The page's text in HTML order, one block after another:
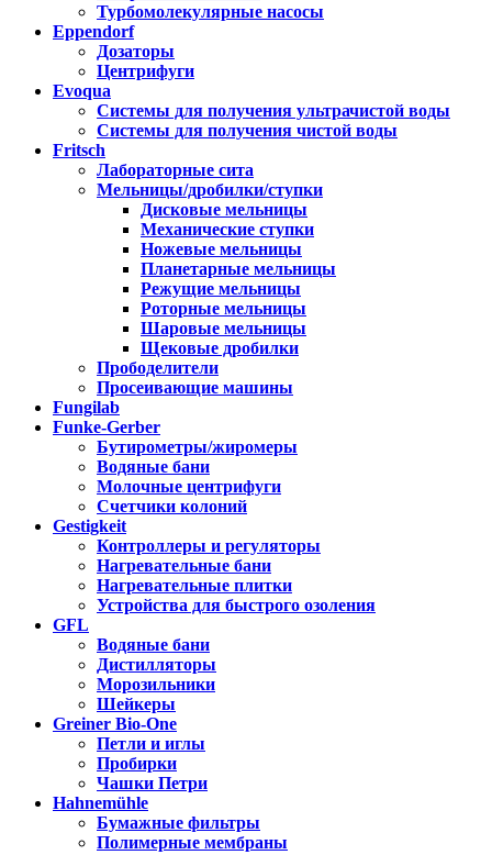
Турбомолекулярные насосы
Eppendorf
Дозаторы
Центрифуги
Evoqua
Системы для получения ультрачистой воды
Системы для получения чистой воды
Fritsch
Лабораторные сита
Мельницы/дробилки/ступки
Дисковые мельницы
Механические ступки
Ножевые мельницы
Планетарные мельницы
Режущие мельницы
Роторные мельницы
Шаровые мельницы
Щековые дробилки
Прободелители
Просеивающие машины
Fungilab
Funke-Gerber
Бутирометры/жиромеры
Водяные бани
Молочные центрифуги
Счетчики колоний
Gestigkeit
Контроллеры и регуляторы
Нагревательные бани
Нагревательные плитки
Устройства для быстрого озоления
GFL
Водяные бани
Дистилляторы
Морозильники
Шейкеры
Greiner Bio-One
Петли и иглы
Пробирки
Чашки Петри
Hahnemühle
Бумажные фильтры
Полимерные мембраны